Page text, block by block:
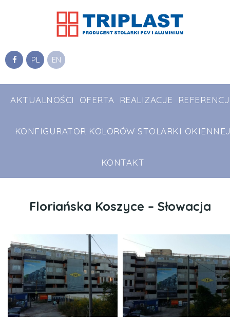
PL EN
AKTUALNOŚCI OFERTA REALIZACJE
KONFIGURATOR KOLORÓW STOLARKI
KONTAKT
Floriańska Koszyce – Słowacja